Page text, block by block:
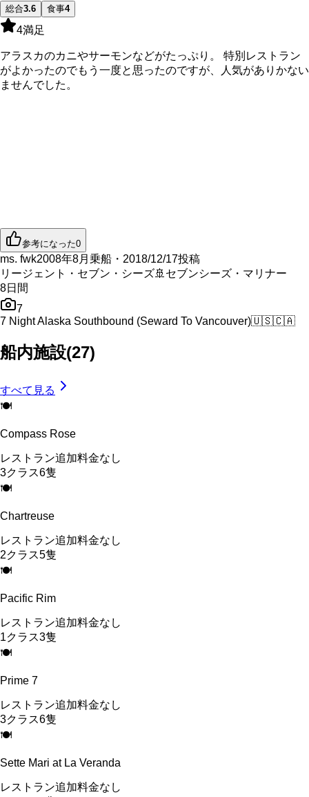
総合3.6 食事4
4満足
アラスカのカニやサーモンなどがたっぷり。 特別レストラン
がよかったのでもう一度と思ったのですが、人気がありかない
ませんでした。
参考になった0
ms. fwk2008年8月乗船・2018/12/17投稿
リージェント・セブン・シーズ🚢セブンシーズ・マリナー
8日間
7
7 Night Alaska Southbound (Seward To Vancouver)🇺🇸🇨🇦
船内施設(27)
すべて見る
🍽
Compass Rose
レストラン追加料金なし
3クラス6隻
🍽
Chartreuse
レストラン追加料金なし
2クラス5隻
🍽
Pacific Rim
レストラン追加料金なし
1クラス3隻
🍽
Prime 7
レストラン追加料金なし
3クラス6隻
🍽
Sette Mari at La Veranda
レストラン追加料金なし